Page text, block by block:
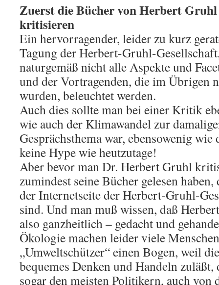
Zuerst die Bücher von Herbert Gruhl
kritisieren
Ein hervorragender, leider zu kurz
Tagung der Herbert-Gruhl-
naturgemäß nicht alle Aspekte und
und der Vortragenden, die im Übrigen
wurden, beleuchtet werden.
Auch dies sollte man bei einer Kritik
wie auch der Klimawandel zur
Gesprächsthema war, ebensowenig
keine Hype wie heutzutage!
Aber bevor man Dr. Herbert Gruhl
zumindest seine Bücher gelesen haben,
der Internetseite der Herbert-Gruhl-
sind. Und man muß wissen, daß
also ganzheitlich – gedacht und
Ökologie machen leider viele
„Umweltschützer“ einen Bogen, weil
bequemes Denken und Handeln
sogar den meisten Politikern, auch von